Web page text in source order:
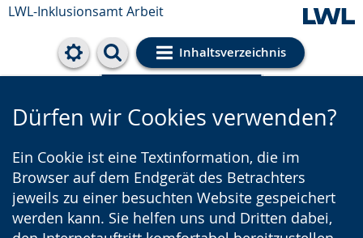
LWL-Inklusionsamt Arbeit
Inhaltsverzeichnis
Cookie-Einstellungen
Dürfen wir Cookies verwenden?
Ein Cookie ist eine Textinformation, die im
Browser auf dem Endgerät des Betrachters
jeweils zu einer besuchten Website gespeichert
werden kann. Sie helfen uns und Dritten dabei,